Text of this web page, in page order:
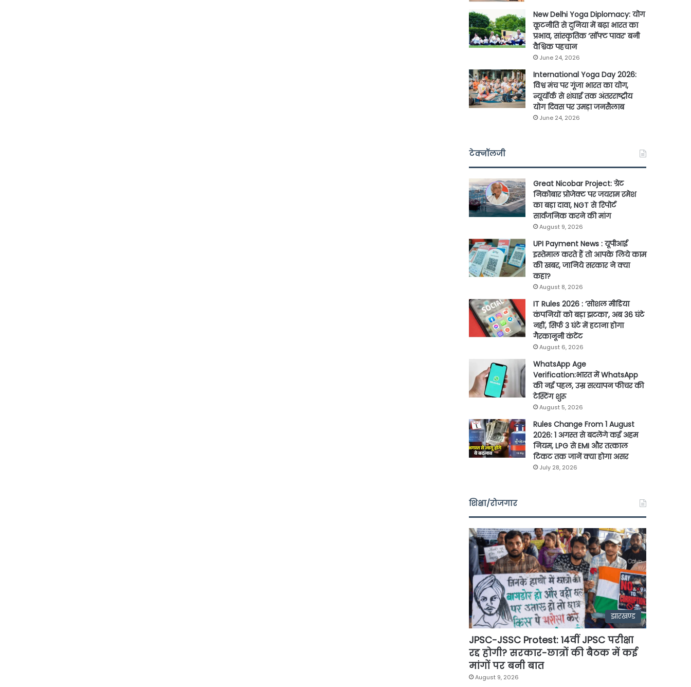
New Delhi Yoga Diplomacy: योग
कूटनीति से दुनिया में बढ़ा भारत का
प्रभाव, सांस्कृतिक ‘सॉफ्ट पावर’ बनी
वैश्विक पहचान
June 24, 2026
International Yoga Day 2026:
विश्व मंच पर गूंजा भारत का योग,
न्यूयॉर्क से शंघाई तक अंतरराष्ट्रीय
योग दिवस पर उमड़ा जनसैलाब
June 24, 2026
टेक्नॉलजी
Great Nicobar Project: ग्रेट
निकोबार प्रोजेक्ट पर जयराम रमेश
का बड़ा दावा, NGT से रिपोर्ट
सार्वजनिक करने की मांग
August 9, 2026
UPI Payment News : यूपीआई
इस्तेमाल करते हैं तो आपके लिये काम
की खबर, जानिये सरकार ने क्या
कहा?
August 8, 2026
IT Rules 2026 : ‘सोशल मीडिया
कंपनियों को बड़ा झटका’, अब 36 घंटे
नहीं, सिर्फ 3 घंटे में हटाना होगा
गैरकानूनी कंटेंट
August 6, 2026
WhatsApp Age
Verification:भारत में WhatsApp
की नई पहल, उम्र सत्यापन फीचर की
टेस्टिंग शुरू
August 5, 2026
Rules Change From 1 August
2026: 1 अगस्त से बदलेंगे कई अहम
नियम, LPG से EMI और तत्काल
टिकट तक जानें क्या होगा असर
July 28, 2026
शिक्षा/रोजगार
झारखण्ड
JPSC-JSSC Protest: 14वीं JPSC परीक्षा
रद्द होगी? सरकार-छात्रों की बैठक में कई
मांगों पर बनी बात
August 9, 2026